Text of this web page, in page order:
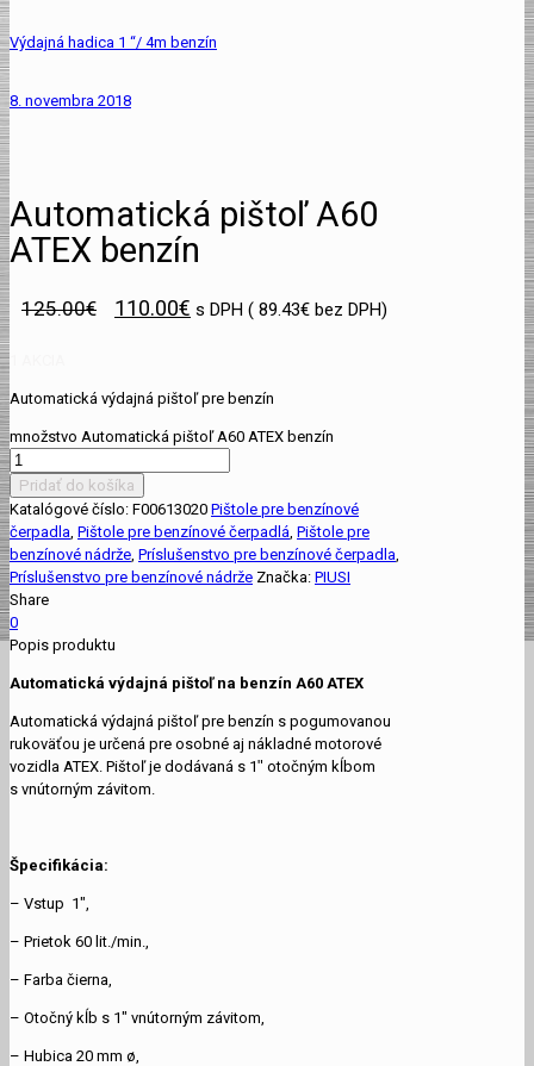
Výdajná hadica 1 “/ 4m benzín
8. novembra 2018
Automatická pištoľ A60
ATEX benzín
125.00€ 110.00€ s DPH ( 89.43€ bez DPH)
Automatická výdajná pištoľ pre benzín
množstvo Automatická pištoľ A60 ATEX benzín
Pridať do košíka
Katalógové číslo: F00613020 Pištole pre benzínové
čerpadla Pištole pre benzínové čerpadlá Pištole pre
benzínové nádrže Príslušenstvo pre benzínové čerpadla
Príslušenstvo pre benzínové nádrže Značka: PIUSI
Share
0
Popis produktu
Automatická výdajná pištoľ na benzín A60 ATEX
Automatická výdajná pištoľ pre benzín s pogumovanou
rukoväťou je určená pre osobné aj nákladné motorové
vozidla ATEX. Pištoľ je dodávaná s 1ʺ otočným kĺbom
s vnútorným závitom.
Špecifikácia:
– Vstup 1″,
– Prietok 60 lit./min.,
– Farba čierna,
– Otočný kĺb s 1″ vnútorným závitom,
– Hubica 20 mm ø,